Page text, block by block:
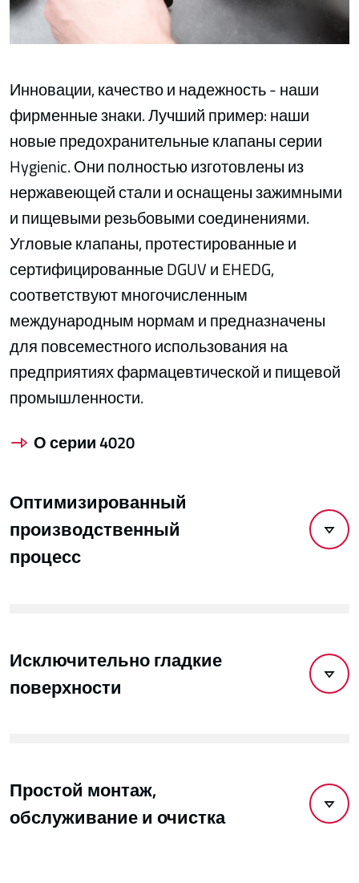
Инновации, качество и надежность - наши
фирменные знаки. Лучший пример: наши
новые предохранительные клапаны серии
Hygienic. Они полностью изготовлены из
нержавеющей стали и оснащены зажимными
и пищевыми резьбовыми соединениями.
Угловые клапаны, протестированные и
сертифицированные DGUV и EHEDG,
соответствуют многочисленным
международным нормам и предназначены
для повсеместного использования на
предприятиях фармацевтической и пищевой
промышленности.
О серии 4020
Оптимизированный
производственный
процесс
Исключительно гладкие
поверхности
Простой монтаж,
обслуживание и очистка